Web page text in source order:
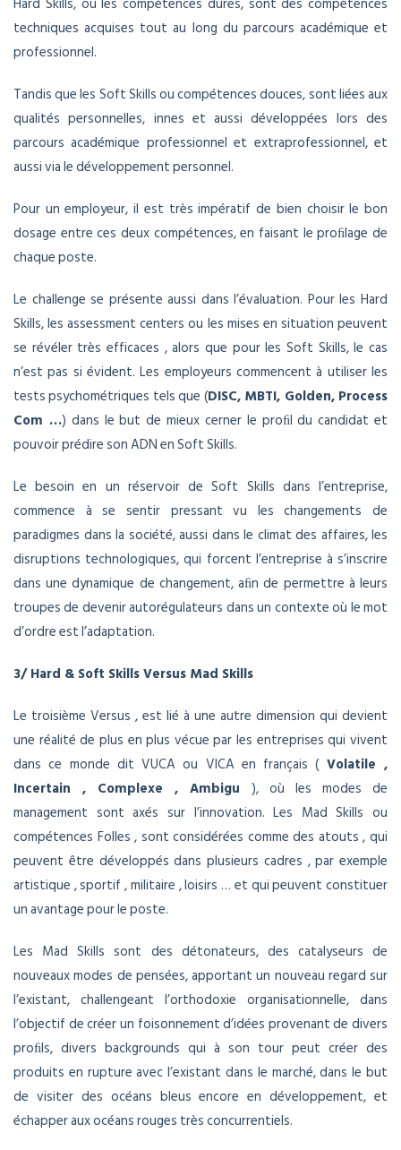
techniques acquises tout au long du parcours académique et
professionnel.
Tandis que les Soft Skills ou compétences douces, sont liées aux
qualités personnelles, innes et aussi développées lors des
parcours académique professionnel et extraprofessionnel, et
aussi via le développement personnel.
Pour un employeur, il est très impératif de bien choisir le bon
dosage entre ces deux compétences, en faisant le proﬁlage de
chaque poste.
Le challenge se présente aussi dans l’évaluation. Pour les Hard
Skills, les assessment centers ou les mises en situation peuvent
se révéler très efficaces , alors que pour les Soft Skills, le cas
n’est pas si évident. Les employeurs commencent à utiliser les
tests psychométriques tels que (DISC, MBTI, Golden, Process
Com …) dans le but de mieux cerner le proﬁl du candidat et
pouvoir prédire son ADN en Soft Skills.
Le besoin en un réservoir de Soft Skills dans l’entreprise,
commence à se sentir pressant vu les changements de
paradigmes dans la société, aussi dans le climat des affaires, les
disruptions technologiques, qui forcent l’entreprise à s’inscrire
dans une dynamique de changement, aﬁn de permettre à leurs
troupes de devenir autorégulateurs dans un contexte où le mot
d’ordre est l’adaptation.
3/ Hard & Soft Skills Versus Mad Skills
Le troisième Versus , est lié à une autre dimension qui devient
une réalité de plus en plus vécue par les entreprises qui vivent
dans ce monde dit VUCA ou VICA en français ( Volatile ,
Incertain , Complexe , Ambigu ), où les modes de
management sont axés sur l’innovation. Les Mad Skills ou
compétences Folles , sont considérées comme des atouts , qui
peuvent être développés dans plusieurs cadres , par exemple
artistique , sportif , militaire , loisirs … et qui peuvent constituer
un avantage pour le poste.
Les Mad Skills sont des détonateurs, des catalyseurs de
nouveaux modes de pensées, apportant un nouveau regard sur
l’existant, challengeant l’orthodoxie organisationnelle, dans
l’objectif de créer un foisonnement d’idées provenant de divers
proﬁls, divers backgrounds qui à son tour peut créer des
produits en rupture avec l’existant dans le marché, dans le but
de visiter des océans bleus encore en développement, et
échapper aux océans rouges très concurrentiels.